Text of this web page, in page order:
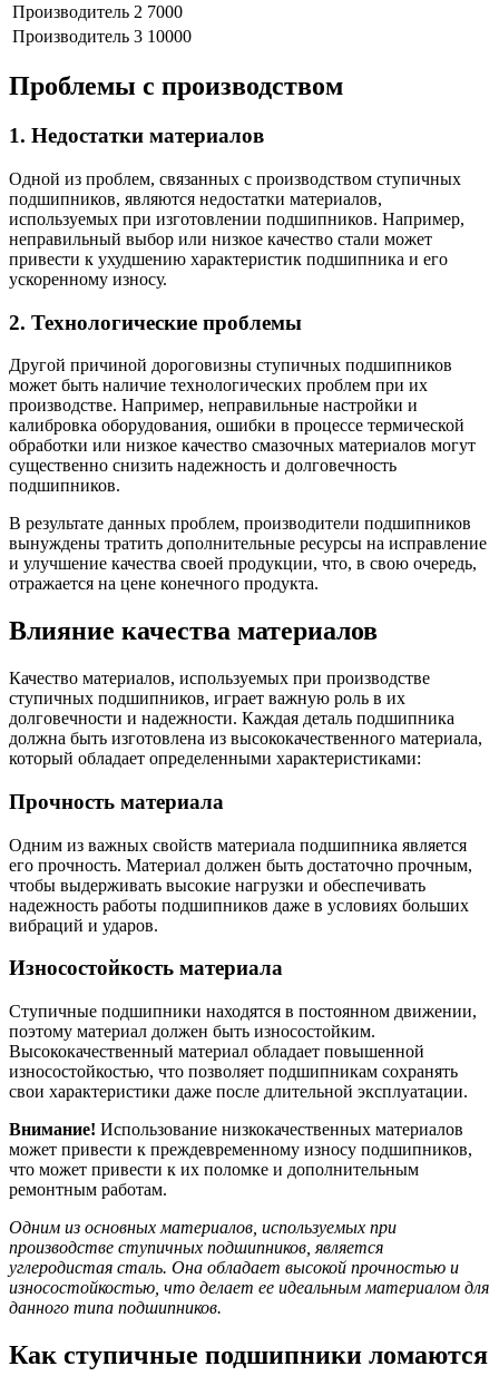
Производитель 2 7000
Производитель 3 10000
Проблемы с производством
1. Недостатки материалов
Одной из проблем, связанных с производством ступичных
подшипников, являются недостатки материалов,
используемых при изготовлении подшипников. Например,
неправильный выбор или низкое качество стали может
привести к ухудшению характеристик подшипника и его
ускоренному износу.
2. Технологические проблемы
Другой причиной дороговизны ступичных подшипников
может быть наличие технологических проблем при их
производстве. Например, неправильные настройки и
калибровка оборудования, ошибки в процессе термической
обработки или низкое качество смазочных материалов могут
существенно снизить надежность и долговечность
подшипников.
В результате данных проблем, производители подшипников
вынуждены тратить дополнительные ресурсы на исправление
и улучшение качества своей продукции, что, в свою очередь,
отражается на цене конечного продукта.
Влияние качества материалов
Качество материалов, используемых при производстве
ступичных подшипников, играет важную роль в их
долговечности и надежности. Каждая деталь подшипника
должна быть изготовлена из высококачественного материала,
который обладает определенными характеристиками:
Прочность материала
Одним из важных свойств материала подшипника является
его прочность. Материал должен быть достаточно прочным,
чтобы выдерживать высокие нагрузки и обеспечивать
надежность работы подшипников даже в условиях больших
вибраций и ударов.
Износостойкость материала
Ступичные подшипники находятся в постоянном движении,
поэтому материал должен быть износостойким.
Высококачественный материал обладает повышенной
износостойкостью, что позволяет подшипникам сохранять
свои характеристики даже после длительной эксплуатации.
Внимание! Использование низкокачественных материалов
может привести к преждевременному износу подшипников,
что может привести к их поломке и дополнительным
ремонтным работам.
Одним из основных материалов, используемых при
производстве ступичных подшипников, является
углеродистая сталь. Она обладает высокой прочностью и
износостойкостью, что делает ее идеальным материалом для
данного типа подшипников.
Как ступичные подшипники ломаются